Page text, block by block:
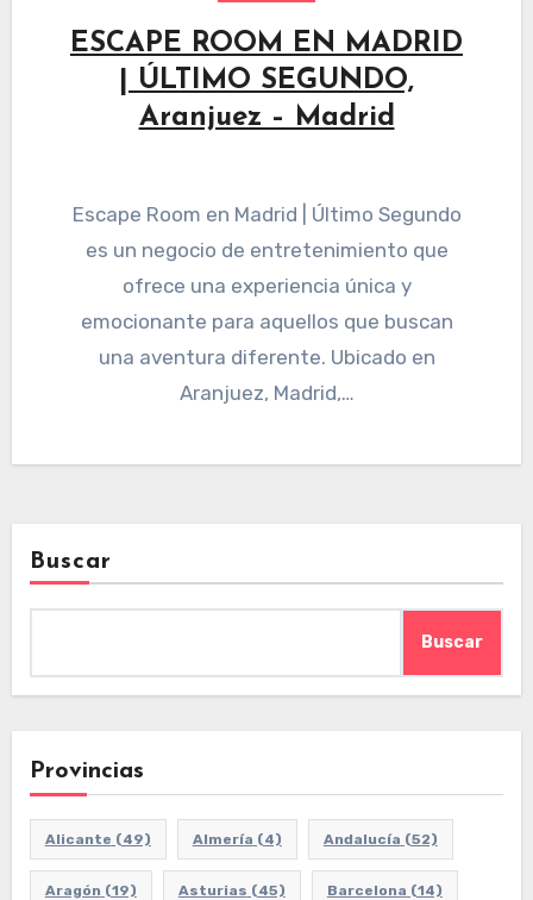
ESCAPE ROOM EN MADRID
| ÚLTIMO SEGUNDO,
Aranjuez – Madrid
Escape Room en Madrid | Último Segundo
es un negocio de entretenimiento que
ofrece una experiencia única y
emocionante para aquellos que buscan
una aventura diferente. Ubicado en
Aranjuez, Madrid,…
Buscar
Buscar
Provincias
Alicante (49) Almería (4) Andalucía (52)
Aragón (19) Asturias (45) Barcelona (14)